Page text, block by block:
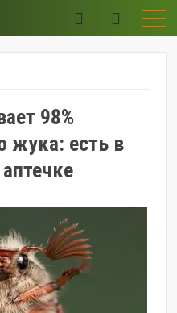
98%
жука: есть в